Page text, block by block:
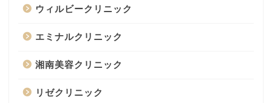
ウィルビークリニック
エミナルクリニック
湘南美容クリニック
リゼクリニック